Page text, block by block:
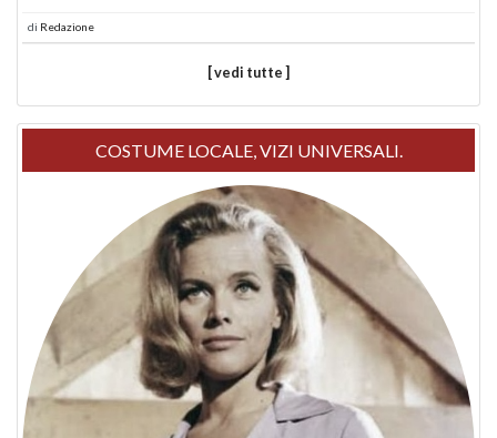
di Redazione
[ vedi tutte ]
COSTUME LOCALE, VIZI UNIVERSALI.